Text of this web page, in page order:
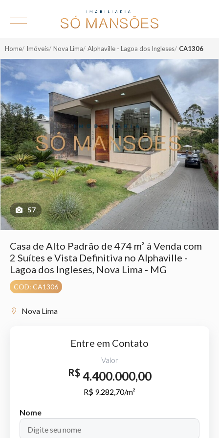
Home Imóveis Nova Lima Alphaville - Lagoa dos Ingleses CA1306
57
Casa de Alto Padrão de 474 m² à Venda com
2 Suítes e Vista Definitiva no Alphaville -
Lagoa dos Ingleses, Nova Lima - MG
COD: CA1306
Nova Lima
Entre em Contato
Valor
R$4.400.000,00
R$ 9.282,70/m²
Nome